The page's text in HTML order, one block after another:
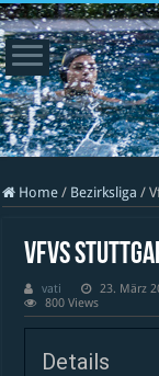
Home / Bezirksliga /
VfvS
vati 23. März
800 Views
Details